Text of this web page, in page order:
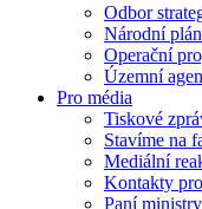
Odbor
Národní
Operační
Územní
Pro média
Tiskové
Stavíme na
Mediální
Kontakty
Paní